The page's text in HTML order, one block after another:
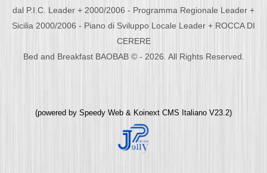
dal P.I.C. Leader + 2000/2006 - Programma Regionale Leader +
Sicilia 2000/2006 - Piano di Sviluppo Locale Leader + ROCCA DI
CERERE
Bed and Breakfast BAOBAB © - 2026. All Rights Reserved.
(powered by Speedy Web & Koinext CMS Italiano V23.2)